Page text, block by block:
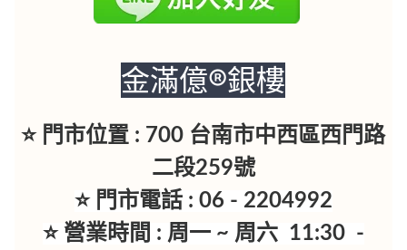
金滿億®銀樓
⭐ 門市位置 : 700 台南市中西區西門路
二段259號
⭐ 門市電話 : 06 - 2204992
⭐ 營業時間 : 周一 ~ 周六 11:30 -